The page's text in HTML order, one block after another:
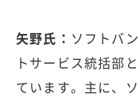
矢野氏： ソフトバ
トサービス統括部
ています。主に、